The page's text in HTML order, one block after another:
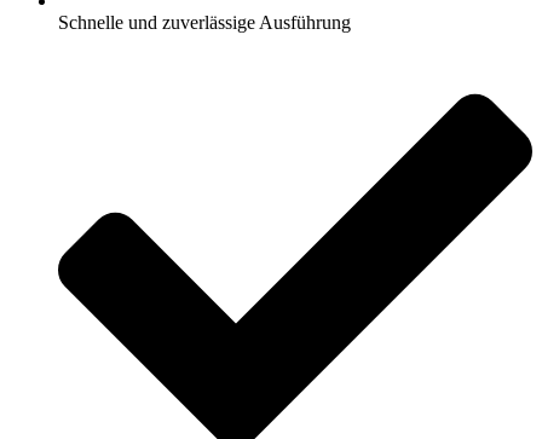
Schnelle und zuverlässige Ausführung